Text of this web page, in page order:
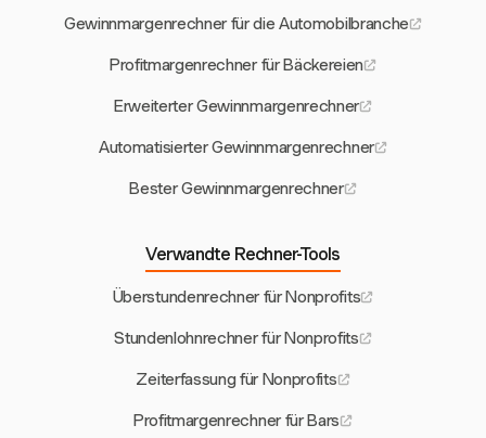
Gewinnmargenrechner für die Automobilbranche
Profitmargenrechner für Bäckereien
Erweiterter Gewinnmargenrechner
Automatisierter Gewinnmargenrechner
Bester Gewinnmargenrechner
Verwandte Rechner-Tools
Überstundenrechner für Nonprofits
Stundenlohnrechner für Nonprofits
Zeiterfassung für Nonprofits
Profitmargenrechner für Bars